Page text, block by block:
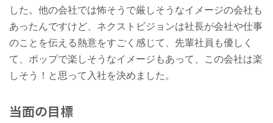
した。他の会社では怖そうで厳しそうなイメージの会社も
あったんですけど、ネクストビジョンは社長が会社や仕事
のことを伝える熱意をすごく感じて、先輩社員も優しく
て、ポップで楽しそうなイメージもあって、この会社は楽
しそう！と思って入社を決めました。
当面の目標